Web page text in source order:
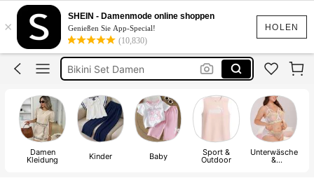
HOLEN
×
SHEIN - Damenmode online shoppen
Genießen Sie App-Special!
(10,830)
Squishies
Sommerkleider Für Damen
Bikini
Bikini Set Damen
Squishies
Damen
Kleidung Kinder Baby Sport &
Outdoor
Unterwäsche
&